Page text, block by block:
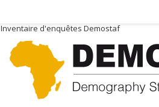
Inventaire d'enquêtes Demostaf